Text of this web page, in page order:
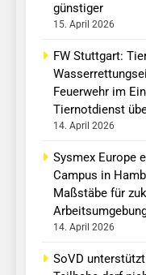
günstiger
15. April 2026
FW Stuttgart:
Feuerwehr im
Tiernotdienst
14. April 2026
Sysmex Europe
Campus in
Maßstäbe für
14. April 2026
SoVD